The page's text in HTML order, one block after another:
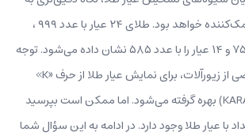
این فلز و واژه «عیار» کمک‌کننده خواهد بود. طلای ۲۴ عیار با عدد ۹۹۹ ،
طلای ۱۸ عیار با عدد ۷۵۰ و ۱۴ عیار را با عدد ۵۸۵ نشان داده می‌شود. توجه
داشته باشید که در بعضی از زیورآلات، برای نمایش عیار طلا از حرف «K»
مخفف کلمه کارات (KARAT) بهره گرفته می‌شود. اما ممکن است بپرسید
با عیار طلا وجود دارد. در ادامه به این سؤال شما